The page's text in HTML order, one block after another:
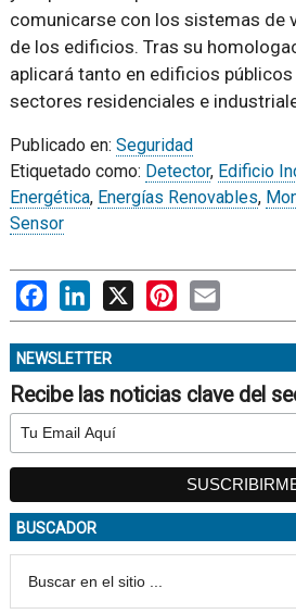
comunicarse con los sistemas de
de los edificios. Tras su
aplicará tanto en edificios
sectores residenciales e
Publicado en: Seguridad
Etiquetado como: Detector, Edificio
Energética, Energías Renovables,
Sensor
FacebookLinkedIn
X PinterestEmail
NEWSLETTER
Recibe las noticias clave del
BUSCADOR